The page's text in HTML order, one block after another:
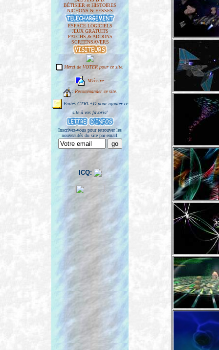
BÉTISIER et HISTOIRES
NICHONS & FESSES
ESPACE LOGICIELS
JEUX GRATUITS
PATCHS & ADDONS
SCREENSAVERS
Merci de VOTER pour ce site.
: M'écrire.
: Recommander ce site.
Faites CTRL+D pour ajouter ce
site à vos favoris!
Inscrivez-vous pour retrouver les
nouveautés du site par email.
ICQ: